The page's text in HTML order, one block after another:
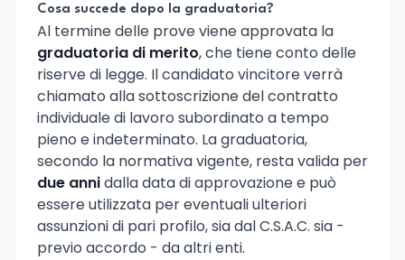
Cosa succede dopo la graduatoria?
Al termine delle prove viene approvata la
graduatoria di merito, che tiene conto delle
riserve di legge. Il candidato vincitore verrà
chiamato alla sottoscrizione del contratto
individuale di lavoro subordinato a tempo
pieno e indeterminato. La graduatoria,
secondo la normativa vigente, resta valida per
due annidalla data di approvazione e può
essere utilizzata per eventuali ulteriori
assunzioni di pari profilo, sia dal C.S.A.C. sia -
previo accordo - da altri enti.